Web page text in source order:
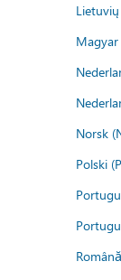
Norsk
Polski